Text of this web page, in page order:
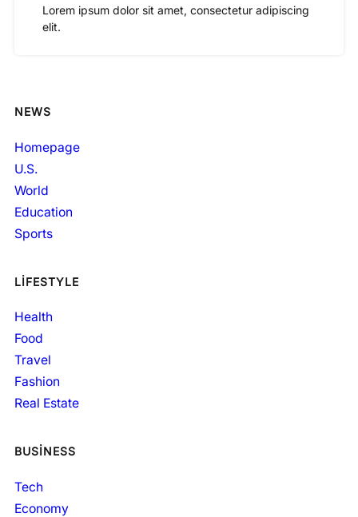
Lorem ipsum dolor sit amet, consectetur adipiscing
elit.
NEWS
Homepage
U.S.
World
Education
Sports
LIFESTYLE
Health
Food
Travel
Fashion
Real Estate
BUSINESS
Tech
Economy